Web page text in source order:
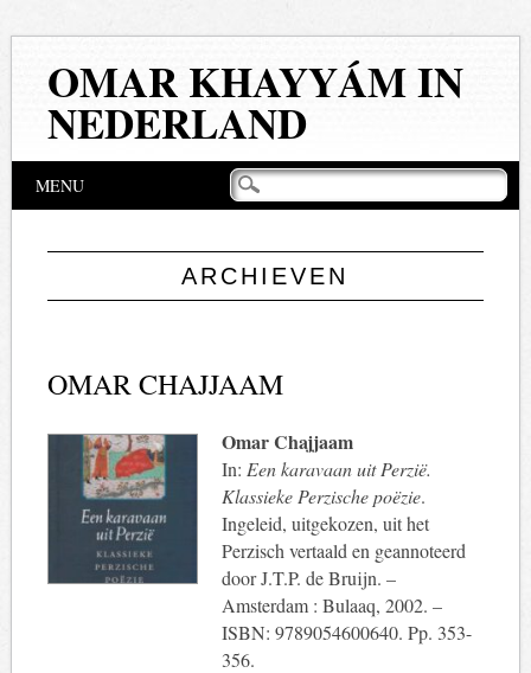
OMAR KHAYYÁM IN
NEDERLAND
Hoofdmenu
springen
MENU
ARCHIEVEN
OMAR CHAJJAAM
Omar Chajjaam
In: Een karavaan uit Perzië.
Klassieke Perzische poëzie.
Ingeleid, uitgekozen, uit het
Perzisch vertaald en geannoteerd
door J.T.P. de Bruijn. –
Amsterdam : Bulaaq, 2002. –
ISBN: 9789054600640. Pp. 353-
356.